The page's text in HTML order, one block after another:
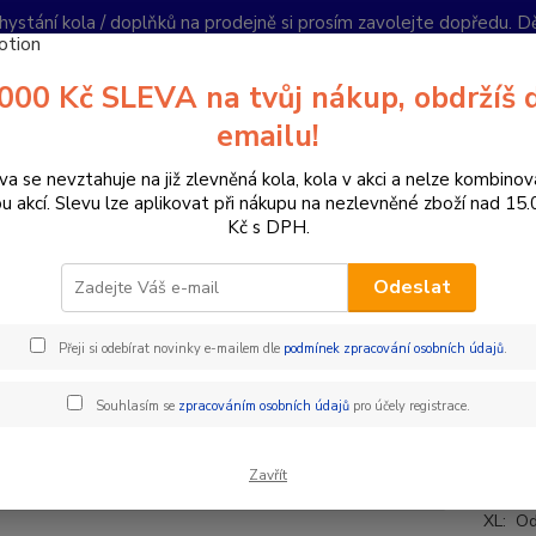
kola / doplňků na prodejně si prosím zavolejte dopředu.
Hledat
PO-
Gripy XL Chunky 6,75" /
ESI
a
XL:
Kč SLEVA na tvůj nákup, obdržíš
emailu!
se nevztahuje na již zlevněná kola, kola v akci a nelze
akcí. Slevu lze aplikovat při nákupu na nezlevněné zboží nad
Kč s DPH.
Odeslat
Přeji si odebírat novinky e-mailem dle podmínek zpracování osobních údajů.
Souhlasím se zpracováním osobních údajůpro účely registrace.
Zavřít